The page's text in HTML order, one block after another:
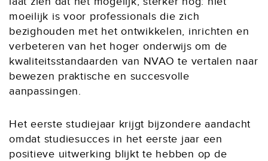
moeilijk is voor professionals die zich
bezighouden met het ontwikkelen, inrichten en
verbeteren van het hoger onderwijs om de
kwaliteitsstandaarden van NVAO te vertalen naar
bewezen praktische en succesvolle
aanpassingen.
Het eerste studiejaar krijgt bijzondere aandacht
omdat studiesucces in het eerste jaar een
positieve uitwerking blijkt te hebben op de